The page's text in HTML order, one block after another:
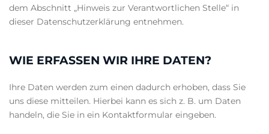
dem Abschnitt „Hinweis zur Verantwortlichen Stelle“ in
dieser Datenschutzerklärung entnehmen.
WIE ERFASSEN WIR IHRE DATEN?
Ihre Daten werden zum einen dadurch erhoben, dass Sie
uns diese mitteilen. Hierbei kann es sich z. B. um Daten
handeln, die Sie in ein Kontaktformular eingeben.